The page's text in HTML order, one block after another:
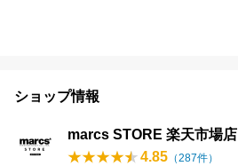
ショップ情報
marcs STORE 楽天市場店
4.85 （287件）